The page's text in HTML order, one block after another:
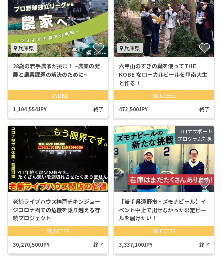
兵庫県
28歳の若手農家が挑む！ ~農業の発
展と農業課題の解決のために~
FUNDED
1,104,554JPY 終了
兵庫県
六甲山のすぎの葉を使ってTHE
KOBE なローカルビールを甲南大生
と作る！
SUCCESS
472,500JPY 終了
老舗ライブハウス神戸チキンジョー
ジコロナ禍での危機を乗り越える存
続プロジェクト
SUCCESS
30,270,500JPY 終了
コロナサポート
プログラム対象
【岩手県遠野市・ズモナビール】イ
ベント中止で出せなかった限定ビー
ルを届けたい！
SUCCESS
3,337,100JPY 終了